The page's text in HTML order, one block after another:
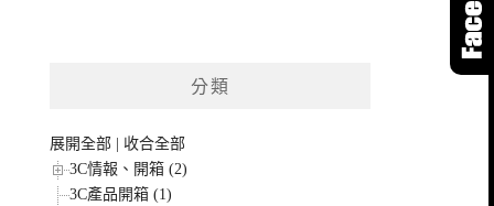
分類
展開全部
收合全部
3C情報、開箱 (2)
3C產品開箱 (1)